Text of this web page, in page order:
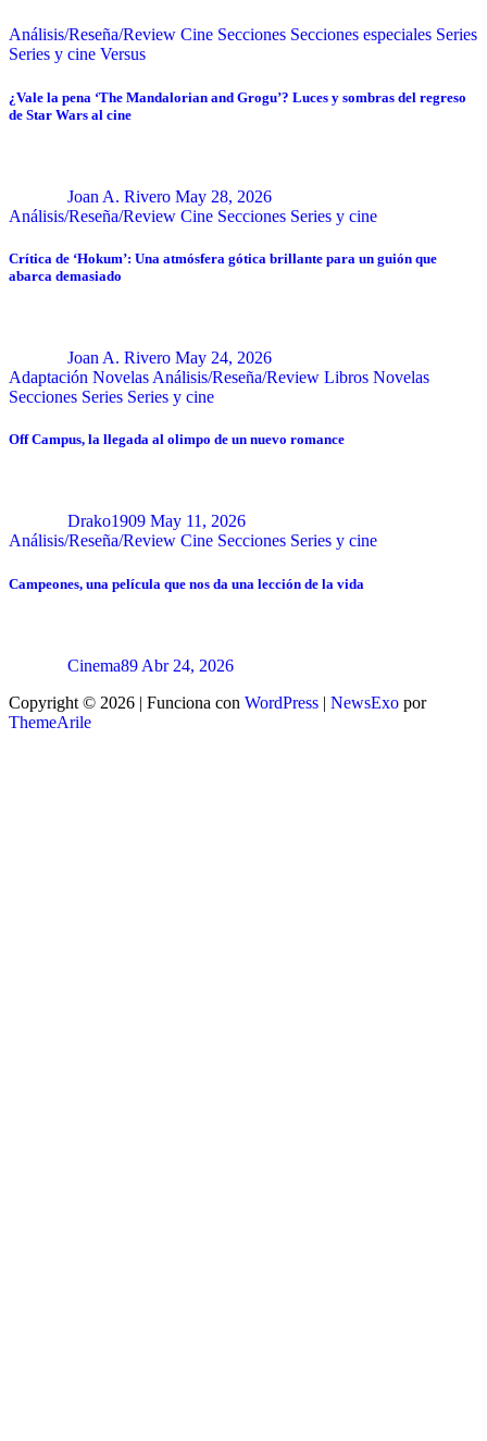
Análisis/Reseña/Review Cine Secciones Secciones especiales Series
Series y cine Versus
¿Vale la pena ‘The Mandalorian and Grogu’? Luces y sombras del regreso
de Star Wars al cine
Joan A. Rivero May 28, 2026
Análisis/Reseña/Review Cine Secciones Series y cine
Crítica de ‘Hokum’: Una atmósfera gótica brillante para un guión que
abarca demasiado
Joan A. Rivero May 24, 2026
Adaptación Novelas Análisis/Reseña/Review Libros Novelas
Secciones Series Series y cine
Off Campus, la llegada al olimpo de un nuevo romance
Drako1909 May 11, 2026
Análisis/Reseña/Review Cine Secciones Series y cine
Campeones, una película que nos da una lección de la vida
Cinema89 Abr 24, 2026
Copyright © 2026 | Funciona con WordPress | NewsExo por
ThemeArile